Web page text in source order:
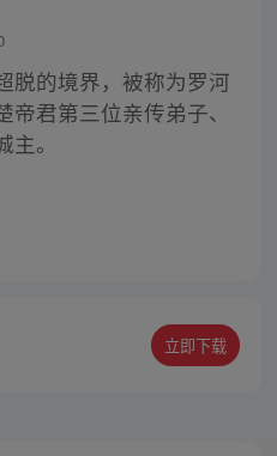
脱的境界，被称为罗河
君第三位亲传弟子、
。
立即下载